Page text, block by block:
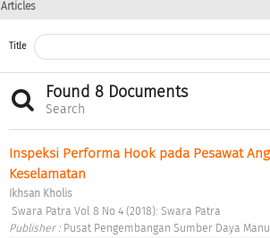
Articles
Title
Found 8 Documents
Search
Inspeksi Performa Hook pada Pesawat
Keselamatan
Ikhsan Kholis
Swara Patra Vol 8 No 4 (2018): Swara Patra
Publisher : Pusat Pengembangan Sumber Daya